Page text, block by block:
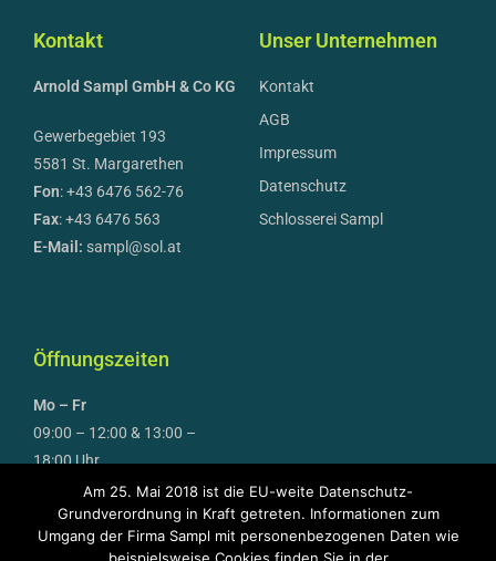
Kontakt
Arnold Sampl GmbH & Co KG
Gewerbegebiet 193
5581 St. Margarethen
Fon: +43 6476 562-76
Fax: +43 6476 563
E-Mail: sampl@sol.at
Unser Unternehmen
Kontakt
AGB
Impressum
Datenschutz
Schlosserei Sampl
Öffnungszeiten
Mo – Fr
09:00 – 12:00 & 13:00 –
18:00 Uhr
April bis September auch
Samstag
Am 25. Mai 2018 ist die EU-weite Datenschutz-
Grundverordnung in Kraft getreten. Informationen zum
Umgang der Firma Sampl mit personenbezogenen Daten wie